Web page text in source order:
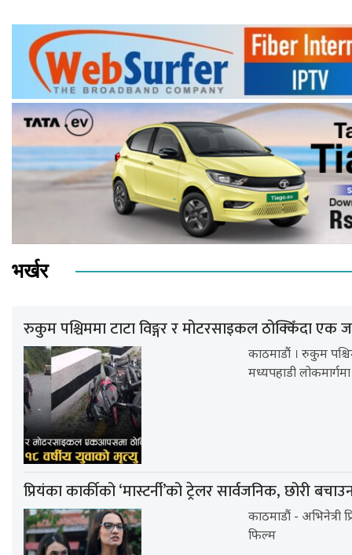
भर्खर
रुकुम पश्चिममा टाटा विङ्गर र मोटरसाइकल ठोक्किँदा एक
काठमाडौं । रुकुम
मध्यपहाडी लोकमार्गमा
प्रियंका कार्कीको ‘मास्टर्नी’को ट्रेलर सार्वजनिक, छोरी
काठमाडौं - अभिनेत्री
फिल्म